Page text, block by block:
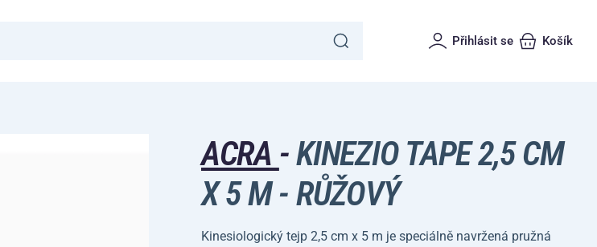
Přihlásit se Košík
ACRA -KINEZIO TAPE 2,5 CM
X 5 M - RŮŽOVÝ
Kinesiologický tejp 2,5 cm x 5 m je speciálně navržená pružná